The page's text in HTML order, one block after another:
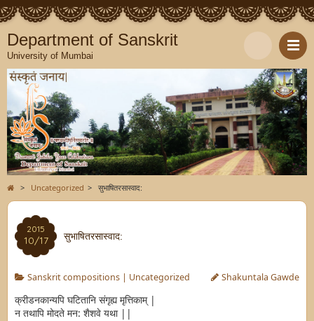
Department of Sanskrit
University of Mumbai
> Uncategorized > सुभाषितरसास्वाद:
2015
10/17 सुभाषितरसास्वाद:
Sanskrit compositions| Uncategorized Shakuntala Gawde
क्रीडनकान्यपि घटितानि संगृह्य मृत्तिकाम् |
न तथापि मोदते मन: शैशवे यथा ||